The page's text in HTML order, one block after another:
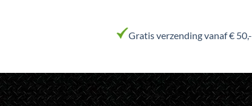
variaties.
kan
gekozen
worden
Gratis verzending vanaf € 50,-